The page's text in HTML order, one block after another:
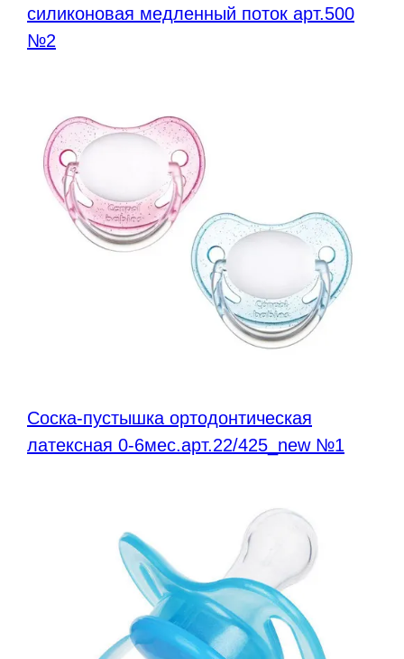
силиконовая медленный поток арт.500
№2
Соска-пустышка ортодонтическая
латексная 0-6мес.арт.22/425_new №1